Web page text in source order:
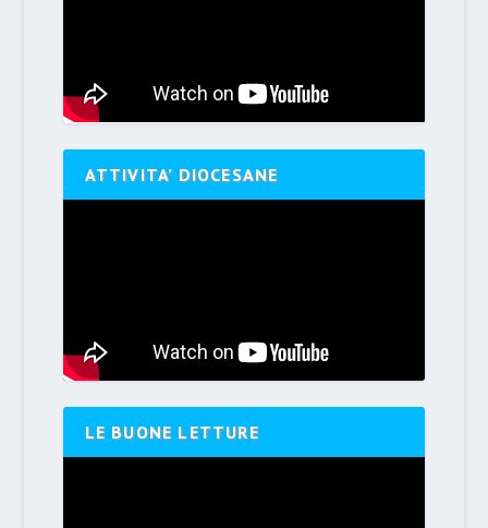
ATTIVITA’ DIOCESANE
LE BUONE LETTURE